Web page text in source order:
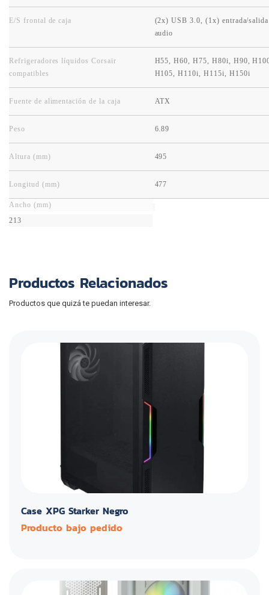
E/S frontal de caja
(2x) USB 3.0, (1x) entrada/
audio
Refrigeradores líquidos Corsair
compatibles
H55, H60, H75, H80i, H90,
H105, H110i, H115i, H150i
Fuente de alimentación de la caja ATX
Peso 6.89
Altura (mm) 495
Longitud (mm) 477
Ancho (mm)
213
Productos Relacionados
Productos que quizá te puedan interesar.
Case XPG Starker Negro
Producto bajo pedido